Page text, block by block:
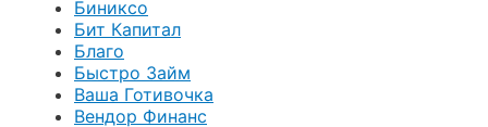
Биниксо
Бит Капитал
Благо
Быстро Займ
Ваша Готивочка
Вендор Финанс